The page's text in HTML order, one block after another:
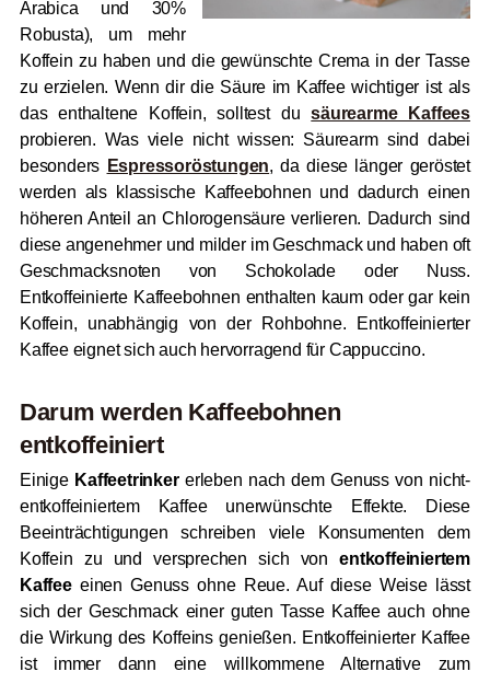
Arabica und 30%
Robusta), um mehr
Koffein zu haben und die gewünschte Crema in der Tasse
zu erzielen. Wenn dir die Säure im Kaffee wichtiger ist als
das enthaltene Koffein, solltest dusäurearme Kaffees
probieren. Was viele nicht wissen: Säurearm sind dabei
besonders Espressoröstungen, da diese länger geröstet
werden als klassische Kaffeebohnen und dadurch einen
höheren Anteil an Chlorogensäure verlieren. Dadurch sind
diese angenehmer und milder im Geschmack und haben oft
Geschmacksnoten von Schokolade oder Nuss.
Entkoffeinierte Kaffeebohnen enthalten kaum oder gar kein
Koffein, unabhängig von der Rohbohne. Entkoffeinierter
Kaffee eignet sich auch hervorragend für Cappuccino.
Darum werden Kaffeebohnen
entkoffeiniert
Einige Kaffeetrinkererleben nach dem Genuss von nicht-
entkoffeiniertem Kaffee unerwünschte Effekte. Diese
Beeinträchtigungen schreiben viele Konsumenten dem
Koffein zu und versprechen sich vonentkoffeiniertem
Kaffeeeinen Genuss ohne Reue. Auf diese Weise lässt
sich der Geschmack einer guten Tasse Kaffee auch ohne
die Wirkung des Koffeins genießen. Entkoffeinierter Kaffee
ist immer dann eine willkommene Alternative zum